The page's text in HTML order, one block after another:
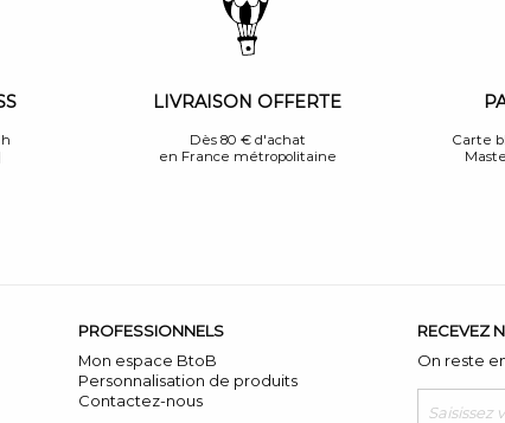
LIVRAISON OFFERTE
Dès 80 € d'achat
en France métropolitaine
Carte
PROFESSIONNELS
Mon espace BtoB
Personnalisation de produits
Contactez-nous
RECEVEZ
On reste